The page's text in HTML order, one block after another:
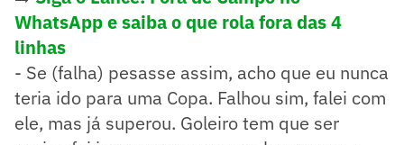
WhatsApp e saiba o que rola fora das 4
linhas
- Se (falha) pesasse assim, acho que eu nunca
teria ido para uma Copa. Falhou sim, falei com
ele, mas já superou. Goleiro tem que ser